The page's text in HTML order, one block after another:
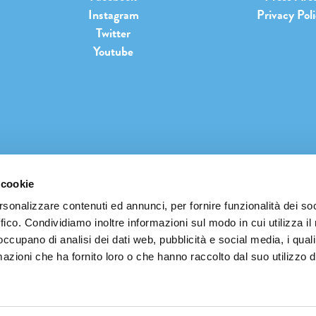
contenuti ed annunci, per fornire funzionalità dei
Condividiamo inoltre informazioni sul modo in cui utilizza il
di analisi dei dati web, pubblicità e social media, i
che ha fornito loro o che hanno raccolto dal suo utilizzo
Instagram
Twitter
Youtube
Privacy
INFO@PIANETATERRAFESTIVAL.IT